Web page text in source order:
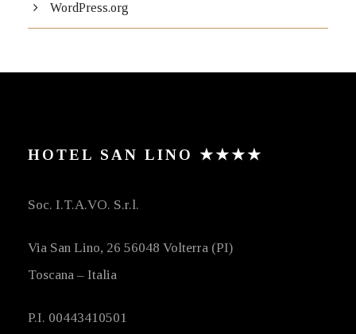
WordPress.org
HOTEL SAN LINO ★★★★
Soc. I.T.A.VO. S.r.l.
Via San Lino, 26 56048 Volterra (PI)
Toscana – Italia
P.I. 00443410501